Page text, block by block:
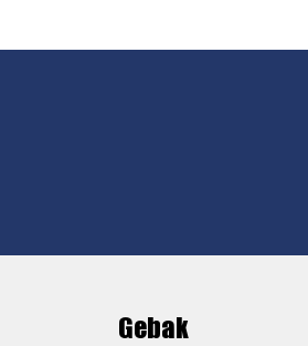
Gebak